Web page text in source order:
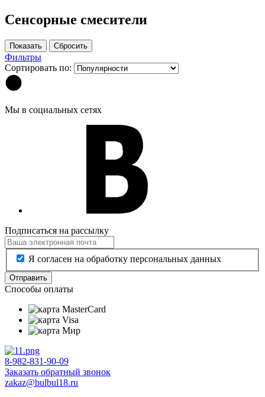
Сенсорные смесители
Фильтры
Сортировать по:
Мы в социальных сетях
Подписаться на рассылку
Я согласен на обработку персональных данных
Отправить
Способы оплаты
8-982-831-90-09
Заказать обратный звонок
zakaz@bulbul18.ru